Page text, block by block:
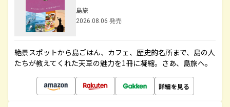
島旅
2026.08.06 発売
絶景スポットから島ごはん、カフェ、歴史的名所まで、島の人
たちが教えてくれた天草の魅力を1冊に凝縮。さあ、島旅へ。
詳細を見る